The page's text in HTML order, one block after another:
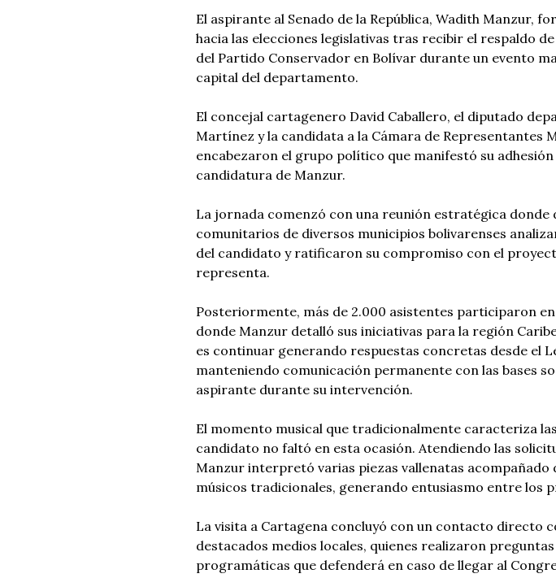
El aspirante al Senado de la República, Wadith Manzur,
hacia las elecciones legislativas tras recibir el respaldo
del Partido Conservador en Bolívar durante un evento
capital del departamento.
El concejal cartagenero David Caballero, el diputado
Martínez y la candidata a la Cámara de Representantes
encabezaron el grupo político que manifestó su
candidatura de Manzur.
La jornada comenzó con una reunión estratégica donde
comunitarios de diversos municipios bolivarenses
del candidato y ratificaron su compromiso con el
representa.
Posteriormente, más de 2.000 asistentes participaron
donde Manzur detalló sus iniciativas para la región
es continuar generando respuestas concretas desde el
manteniendo comunicación permanente con las bases
aspirante durante su intervención.
El momento musical que tradicionalmente caracteriza
candidato no faltó en esta ocasión. Atendiendo las
Manzur interpretó varias piezas vallenatas acompañado
músicos tradicionales, generando entusiasmo entre los
La visita a Cartagena concluyó con un contacto directo
destacados medios locales, quienes realizaron
programáticas que defenderá en caso de llegar al